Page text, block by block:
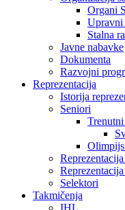
Organi
Upravni
Stalna
Javne nabavke
Dokumenta
Razvojni
Reprezentacija
Istorija
Seniori
Trenutni
Selektori
Takmičenja
IHL